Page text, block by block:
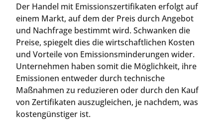
Der Handel mit Emissionszertifikaten erfolgt auf
einem Markt, auf dem der Preis durch Angebot
und Nachfrage bestimmt wird. Schwanken die
Preise, spiegelt dies die wirtschaftlichen Kosten
und Vorteile von Emissionsminderungen wider.
Unternehmen haben somit die Möglichkeit, ihre
Emissionen entweder durch technische
Maßnahmen zu reduzieren oder durch den Kauf
von Zertifikaten auszugleichen, je nachdem, was
kostengünstiger ist.